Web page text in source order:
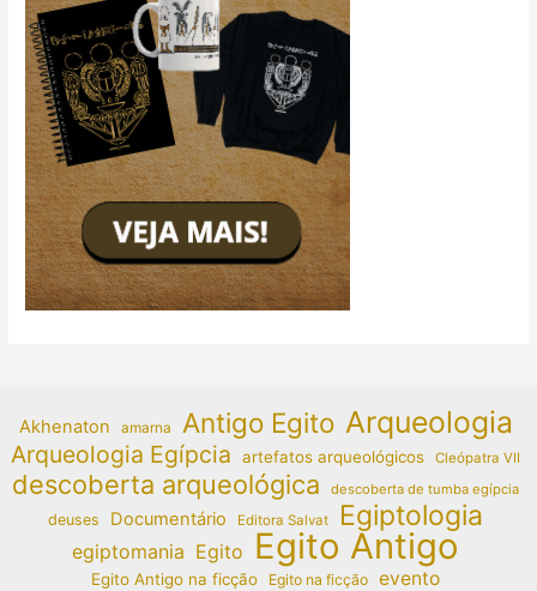
Akhenaton amarna Antigo Egito Arqueologia
Arqueologia Egípcia artefatos arqueológicos Cleópatra VII
descoberta arqueológica descoberta de tumba egípcia
deuses Documentário Editora Salvat Egiptologia
egiptomania Egito Egito Antigo
Egito Antigo na ficção Egito na ficção evento